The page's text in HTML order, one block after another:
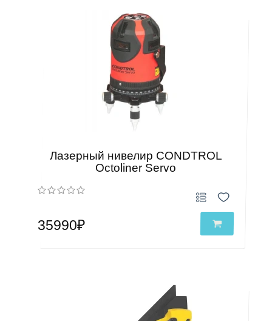
Лазерный нивелир CONDTROL
Octoliner Servo
35990₽